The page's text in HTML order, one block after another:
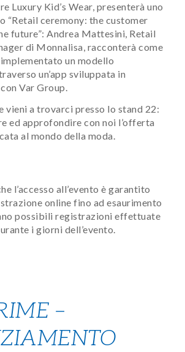
Luxury Kid’s Wear, presenterà uno
“Retail ceremony: the customer
future”: Andrea Mattesini, Retail
di Monnalisa, racconterà come
implementato un modello
un’app sviluppata in
Var Group.
vieni a trovarci presso lo stand 22:
ed approfondire con noi l’offerta
al mondo della moda.
l’accesso all’evento è garantito
online fino ad esaurimento
possibili registrazioni effettuate
i giorni dell’evento.
–